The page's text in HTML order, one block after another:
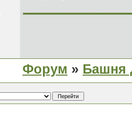
Форум » Башня